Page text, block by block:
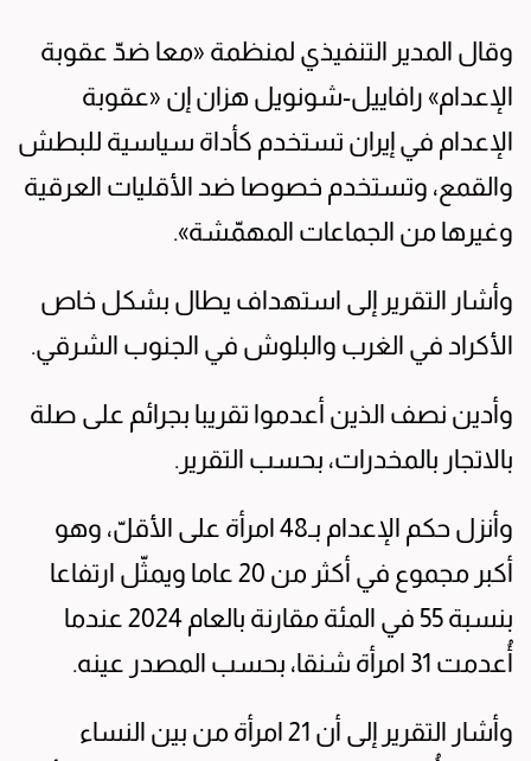
وقال المدير التنفيذي لمنظمة «معا ضدّ عقوبة
الإعدام» رافاييل-شونويل هزان إن «عقوبة
الإعدام في إيران تستخدم كأداة سياسية للبطش
والقمع، وتستخدم خصوصا ضد الأقليات العرقية
وغيرها من الجماعات المهمّشة».
وأشار التقرير إلى استهداف يطال بشكل خاص
الأكراد في الغرب والبلوش في الجنوب الشرقي.
وأدين نصف الذين أعدموا تقريبا بجرائم على صلة
بالاتجار بالمخدرات، بحسب التقرير.
وأنزل حكم الإعدام بـ48 امرأة على الأقلّ، وهو
أكبر مجموع في أكثر من 20 عاما ويمثّل ارتفاعا
بنسبة 55 في المئة مقارنة بالعام 2024 عندما
أُعدمت 31 امرأة شنقا، بحسب المصدر عينه.
وأشار التقرير إلى أن 21 امرأة من بين النساء